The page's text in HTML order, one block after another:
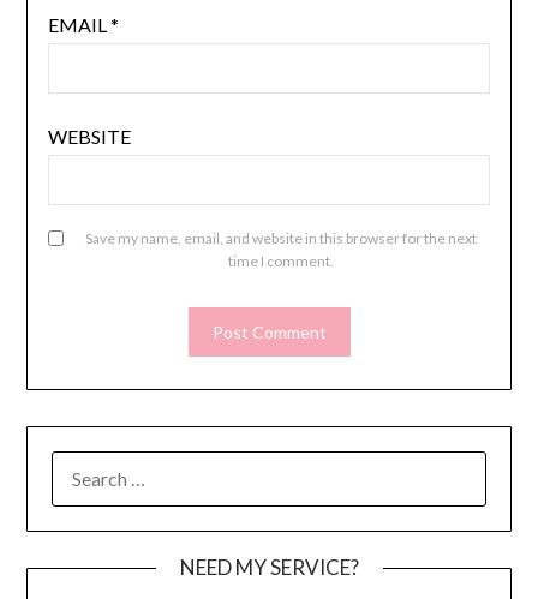
EMAIL*
WEBSITE
Save my name, email, and website in this browser for the next
time I comment.
FOR:
NEED MY SERVICE?